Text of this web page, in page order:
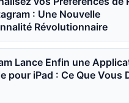
: Une Nouvelle
Révolutionnaire
Lance Enfin une
pour iPad : Ce Que Vous